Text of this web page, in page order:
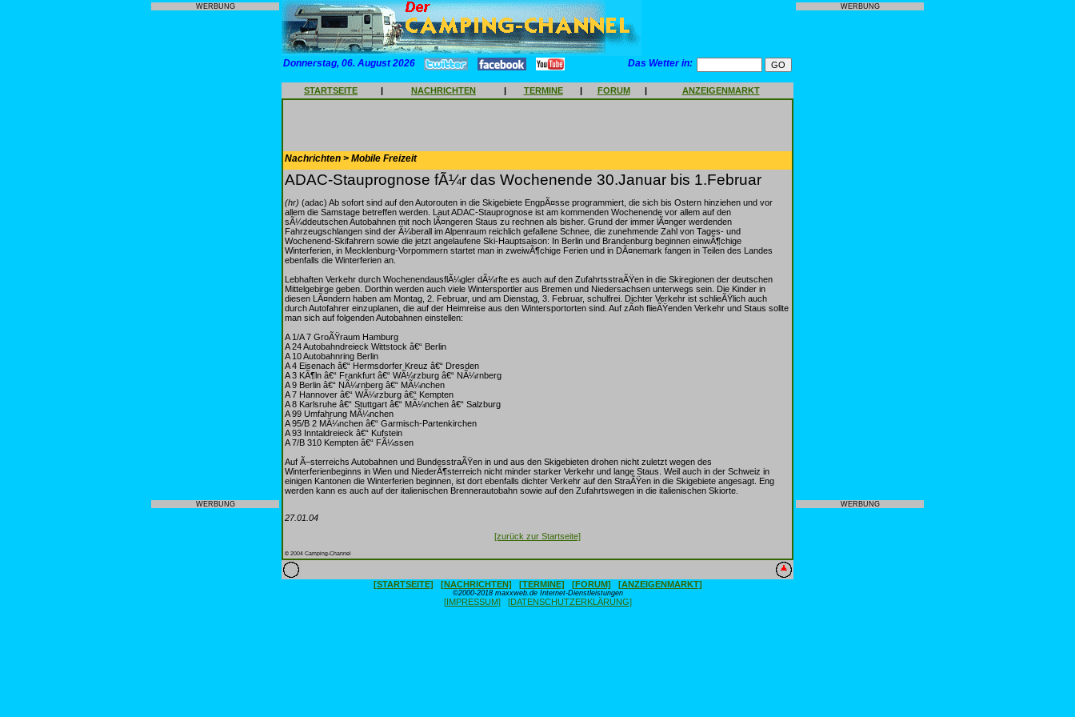
WERBUNG
WERBUNG
Donnerstag, 06. August 2026 Das Wetter in:
STARTSEITE | NACHRICHTEN | TERMINE | FORUM | ANZEIGENMARKT
Nachrichten > Mobile Freizeit
ADAC-Stauprognose fÃ¼r das Wochenende 30.Januar bis 1.Februar
(hr) (adac) Ab sofort sind auf den Autorouten in die Skigebiete EngpÃ¤sse programmiert, die sich bis Ostern hinziehen und vor
allem die Samstage betreffen werden. Laut ADAC-Stauprognose ist am kommenden Wochenende vor allem auf den
sÃ¼ddeutschen Autobahnen mit noch lÃ¤ngeren Staus zu rechnen als bisher. Grund der immer lÃ¤nger werdenden
Fahrzeugschlangen sind der Ã¼berall im Alpenraum reichlich gefallene Schnee, die zunehmende Zahl von Tages- und
Wochenend-Skifahrern sowie die jetzt angelaufene Ski-Hauptsaison: In Berlin und Brandenburg beginnen einwÃ¶chige
Winterferien, in Mecklenburg-Vorpommern startet man in zweiwÃ¶chige Ferien und in DÃ¤nemark fangen in Teilen des Landes
ebenfalls die Winterferien an.
Lebhaften Verkehr durch WochenendausflÃ¼gler dÃ¼rfte es auch auf den ZufahrtsstraÃŸen in die Skiregionen der deutschen
Mittelgebirge geben. Dorthin werden auch viele Wintersportler aus Bremen und Niedersachsen unterwegs sein. Die Kinder in
diesen LÃ¤ndern haben am Montag, 2. Februar, und am Dienstag, 3. Februar, schulfrei. Dichter Verkehr ist schlieÃŸlich auch
durch Autofahrer einzuplanen, die auf der Heimreise aus den Wintersportorten sind. Auf zÃ¤h flieÃŸenden Verkehr und Staus sollte
man sich auf folgenden Autobahnen einstellen:
A 1/A 7 GroÃŸraum Hamburg
A 24 Autobahndreieck Wittstock â€“ Berlin
A 10 Autobahnring Berlin
A 4 Eisenach â€“ Hermsdorfer Kreuz â€“ Dresden
A 3 KÃ¶ln â€“ Frankfurt â€“ WÃ¼rzburg â€“ NÃ¼rnberg
A 9 Berlin â€“ NÃ¼rnberg â€“ MÃ¼nchen
A 7 Hannover â€“ WÃ¼rzburg â€“ Kempten
A 8 Karlsruhe â€“ Stuttgart â€“ MÃ¼nchen â€“ Salzburg
A 99 Umfahrung MÃ¼nchen
A 95/B 2 MÃ¼nchen â€“ Garmisch-Partenkirchen
A 93 Inntaldreieck â€“ Kufstein
A 7/B 310 Kempten â€“ FÃ¼ssen
Auf Ã–sterreichs Autobahnen und BundesstraÃŸen in und aus den Skigebieten drohen nicht zuletzt wegen des
Winterferienbeginns in Wien und NiederÃ¶sterreich nicht minder starker Verkehr und lange Staus. Weil auch in der Schweiz in
einigen Kantonen die Winterferien beginnen, ist dort ebenfalls dichter Verkehr auf den StraÃŸen in die Skigebiete angesagt. Eng
werden kann es auch auf der italienischen Brennerautobahn sowie auf den Zufahrtswegen in die italienischen Skiorte.
27.01.04
[zurück zur Startseite]
© 2004 Camping-Channel
[STARTSEITE] [NACHRICHTEN] [TERMINE] [FORUM] [ANZEIGENMARKT]
©2000-2018 maxxweb.de Internet-Dienstleistungen
[IMPRESSUM] [DATENSCHUTZERKLÄRUNG]
WERBUNG
WERBUNG